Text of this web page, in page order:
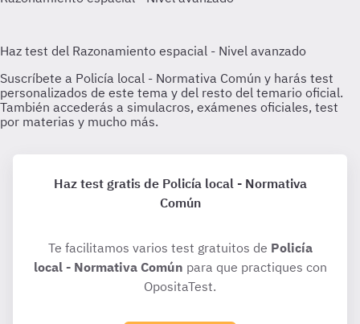
Haz test gratis de Policía local - Normativa
Común
Te facilitamos varios test gratuitos de Policía
local - Normativa Común para que practiques con
OpositaTest.